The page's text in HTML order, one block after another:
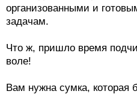
организованными и
задачам.
Что ж, пришло время
воле!
Вам нужна сумка, которая